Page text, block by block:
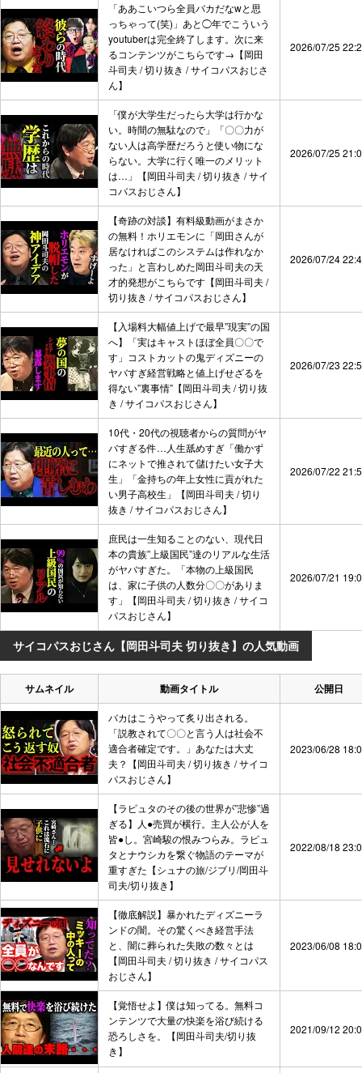
「ああこいつら全員バカだなwと思
っちゃって(笑)」あと◯年でこういう
youtuberは完全終了します。次に来
るコンテンツがこちらです→【岡田
斗司夫 / 切り抜き / サイコパスおじさ
ん】
2026/07/25
「僕が大学生だったら大学は行かな
い。時間の無駄なので」「〇〇力が
ない人は高学歴だろうと使い物にな
らない。大学に行く唯一のメリット
は…」【岡田斗司夫 / 切り抜き / サイ
コパスおじさん】
2026/07/25
【奇跡の対談】有料級動画がまさか
の無料！ホリエモンに「岡田さんが
居なければこのシステムは作れなか
った」と言わしめた岡田斗司夫の天
才的発想がこちらです【岡田斗司夫 /
切り抜き / サイコパスおじさん】
2026/07/24
【入場料大幅値上げで最早”現実”の国
へ】「実はキャストほぼ全員〇〇で
す」コストカットの鬼ディズニーの
ヤバすぎ経営戦略と値上げせざるを
得ない”裏事情”【岡田斗司夫 / 切り抜
き / サイコパスおじさん】
2026/07/23
10代・20代の視聴者からの質問がヤ
バすぎる件…人生舐めすぎ「働かず
にネットで推されて儲けたい女子大
生」「金持ちの年上女性に貢がれた
い男子高校生」【岡田斗司夫 / 切り
抜き / サイコパスおじさん】
2026/07/22
庶民は一生知ることのない、現代日
本の貴族”上級国民”達のリアルな生活
がヤバすぎた。「本物の上級国民
は、家に子供の人数分〇〇がありま
す」【岡田斗司夫 / 切り抜き / サイコ
パスおじさん】
2026/07/21
サイコパスおじさん【岡田斗司夫 切り抜き】の人気動画
サムネイル 動画タイトル 公開日
バカはこうやって炙り出される。
「説教されて〇〇と言う人は社会不
適合者確定です。」あなたは大丈
夫？【岡田斗司夫 / 切り抜き / サイコ
パスおじさん】
2023/06/28
【ラピュタのその後の世界が”悲惨”過
ぎる】人●売買が横行。主人公が人を
皆●し。宮崎駿の恨みつらみ。ラピュ
タとナウシカを繋ぐ物語のテーマが
重すぎた【シュナの旅/ジブリ/岡田斗
司夫/切り抜き】
2022/08/18
【徹底解説】暴かれたディズニーラ
ンドの闇。その驚くべき経営手法
と、闇に葬られた失敗の数々とは
【岡田斗司夫 / 切り抜き / サイコパス
おじさん】
2023/06/08
【覚悟せよ】僕は知ってる。無料コ
ンテンツで大量の快楽を浴び続ける
恐ろしさを。【岡田斗司夫/切り抜
き】
2021/09/12